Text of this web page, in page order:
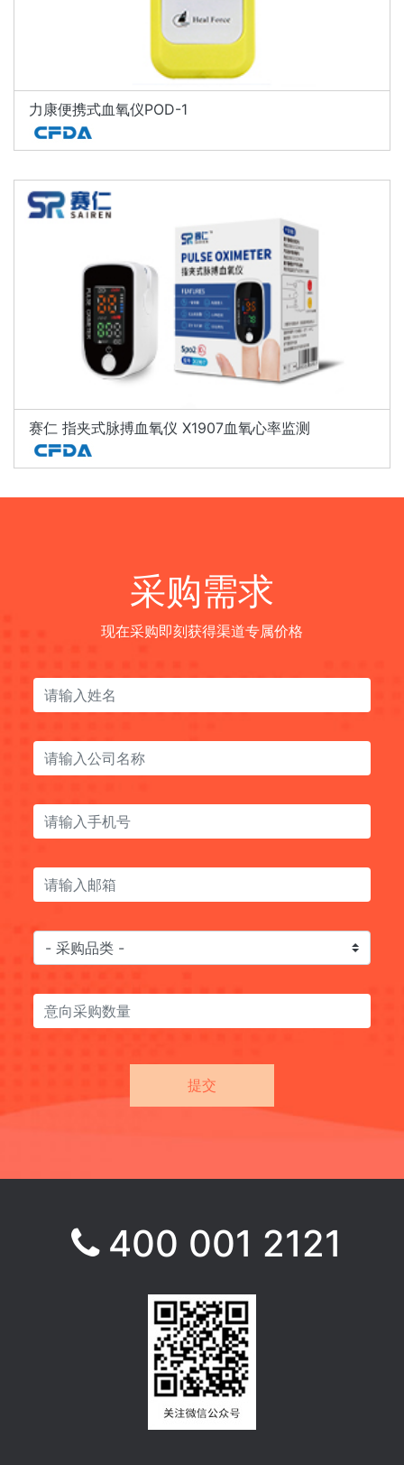
力康便携式血氧仪POD-1
赛仁 指夹式脉搏血氧仪 X1907血氧心率监测
采购需求
现在采购即刻获得渠道专属价格
400 001 2121